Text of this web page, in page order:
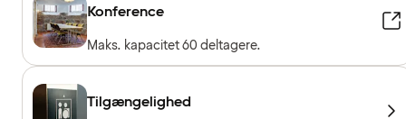
Konference
Maks. kapacitet 60 deltagere.
Tilgængelighed